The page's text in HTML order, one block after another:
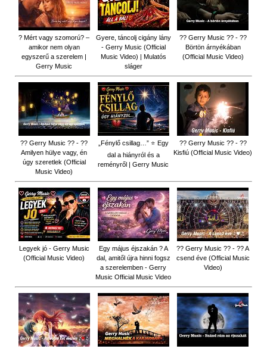
? Mért vagy szomorú? –
amikor nem olyan
egyszerű a szerelem |
Gerry Music
Gyere, táncolj cigány lány
- Gerry Music (Official
Music Video) | Mulatós
sláger
?? Gerry Music ?? - ??
Börtön árnyékában
(Official Music Video)
?? Gerry Music ?? - ??
Amilyen hülye vagy, én
úgy szeretlek (Official
Music Video)
„Fénylő csillag…” ⭐ Egy
dal a hiányról és a
reményről | Gerry Music
?? Gerry Music ?? - ??
Kisfiú (Official Music Video)
Legyek jó - Gerry Music
(Official Music Video)
Egy május éjszakán ? A
dal, amitől újra hinni fogsz
a szerelemben - Gerry
Music Official Music Video
?? Gerry Music ?? - ?? A
csend éve (Official Music
Video)